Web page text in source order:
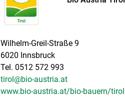
Wilhelm-Greil-Straße 9
6020 Innsbruck
Tel. 0512 572 993
tirol@bio-austria.at
www.bio-austria.at/bio-bauern/tirol